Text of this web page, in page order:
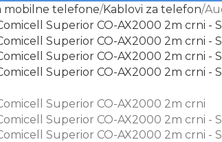
mobilne telefone Kablovi za telefon